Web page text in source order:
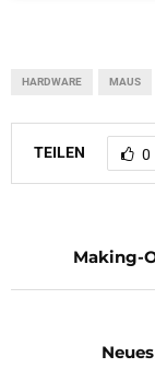
HARDWARE MAUS
TEILEN 0
Making-